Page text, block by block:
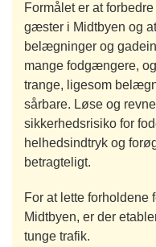
Formålet er at
gæster i Midtbyen og
belægninger og
mange fodgængere,
trange, ligesom
sårbare. Løse og
sikkerhedsrisiko for
helhedsindtryk og
betragteligt.
For at lette forholdene
Midtbyen, er der
tunge trafik.